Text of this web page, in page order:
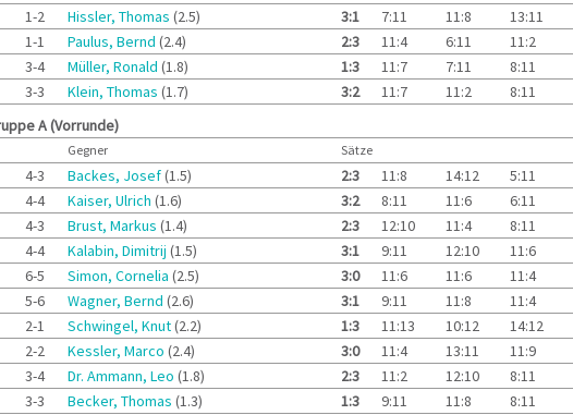
1-2 Hissler, Thomas (2.5) 3:1 7:11 11:8 13:11
1-1
Paulus, Bernd (2.4) 2:3 11:4 6:11 11:2
3-4 Müller, Ronald (1.8) 1:3 11:7 7:11 8:11
3-3
Klein, Thomas (1.7) 3:2 11:7 11:2 8:11
A (Vorrunde)
Gegner Sätze
4-3 Backes, Josef(1.5) 2:3 11:8 14:12 5:11
4-4
Kaiser, Ulrich (1.6) 3:2 8:11 11:6 6:11
4-3 Brust, Markus (1.4) 2:3 12:10 11:4 8:11
4-4
Kalabin, Dimitrij (1.5) 3:1 9:11 12:10 11:6
6-5 Simon, Cornelia (2.5) 3:0 11:6 11:6 11:4
5-6 Wagner, Bernd (2.6) 3:1 9:11 11:8 11:4
2-1 Schwingel, Knut(2.2) 1:3 11:13 10:12 14:12
2-2
Kessler, Marco (2.4) 3:0 11:4 13:11
11:9
3-4 Dr. Ammann, Leo (1.8) 2:3 11:2 12:10 8:11
3-3
Becker, Thomas (1.3) 1:3 9:11 11:8 8:11